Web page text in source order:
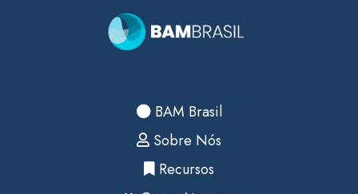
BAM Brasil
Sobre Nós
Recursos